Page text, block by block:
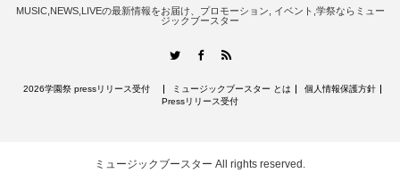
MUSIC,NEWS,LIVEの最新情報をお届け、プロモーション, イベント,学祭ならミュー
ジックブースター
TwitterFacebook
2026学園祭 pressリリース受付 ミュージックブースター とは
個人情報保護方針
Pressリリース受付
ミュージックブースター All rights reserved.